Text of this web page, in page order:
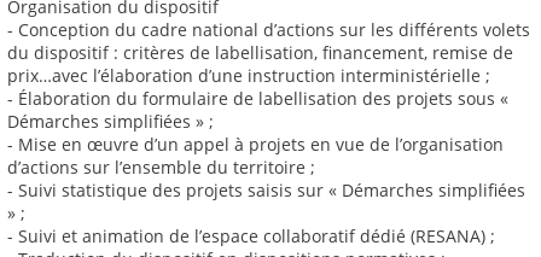
Organisation du dispositif
- Conception du cadre national d’actions sur les différents volets
du dispositif : critères de labellisation, financement, remise de
prix…avec l’élaboration d’une instruction interministérielle ;
- Élaboration du formulaire de labellisation des projets sous «
Démarches simplifiées » ;
- Mise en œuvre d’un appel à projets en vue de l’organisation
d’actions sur l’ensemble du territoire ;
- Suivi statistique des projets saisis sur « Démarches simplifiées
» ;
- Suivi et animation de l’espace collaboratif dédié (RESANA) ;